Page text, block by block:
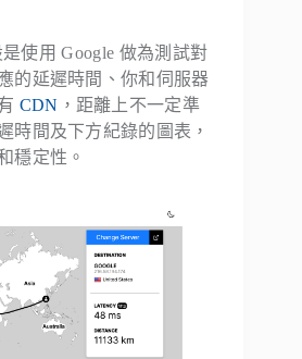
使用 Google 做為測試對
的延遲時間、你和伺服器
CDN ，距離上不一定準
時間及下方紀錄的圖表，
穩定性。